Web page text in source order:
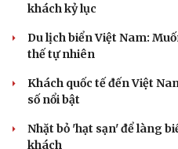
Đắk Lắk yêu cầu chuyển
động lực tăng trưởng
Đoàn học sinh Việt Nam
thi Lễ hội Âm nhạc quốc tế
Hoa sữa